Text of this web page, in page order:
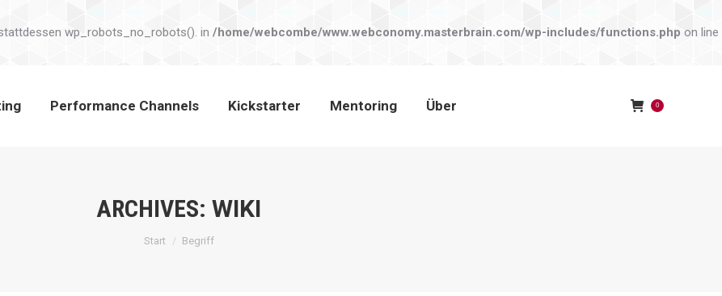
wp_robots_no_robots(). in /home/webcombe/www.webconomy.masterbrain.com/wp-includes/functions.php on line
Performance Channels Kickstarter Mentoring Über 0
ARCHIVES: WIKI
Sie befinden sich hier:
Start Begriff
Performance Channels Kickstarter Mentoring Über